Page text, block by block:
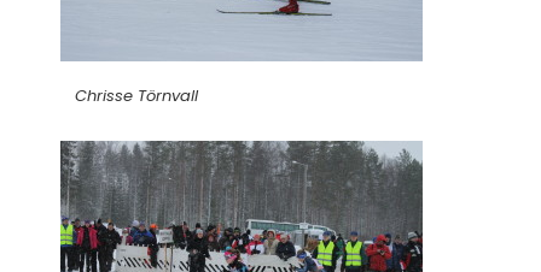
Chrisse Törnvall